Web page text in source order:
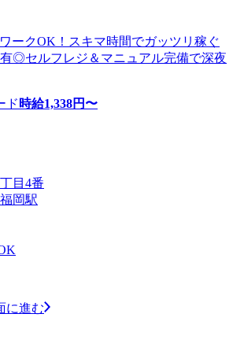
ークOK！スキマ時間でガッツリ稼ぐ
◎セルフレジ＆マニュアル完備で深夜
ド 時給1,338円〜
目4番
岡駅
に進む